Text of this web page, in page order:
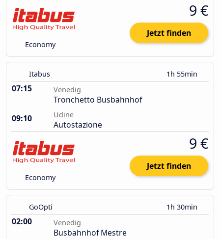
Economy
9 €
Jetzt finden
Itabus 1h 55min
07:15 Venedig
Tronchetto Busbahnhof
09:10
Udine
Autostazione
Economy
9 €
Jetzt finden
GoOpti 1h 30min
02:00 Venedig
Busbahnhof Mestre